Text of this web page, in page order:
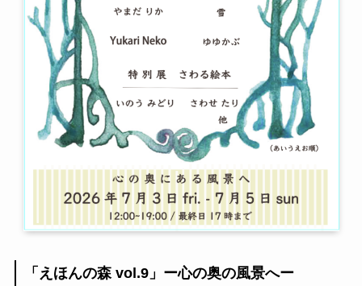
「えほんの森 vol.9」ー心の奥の風景へー